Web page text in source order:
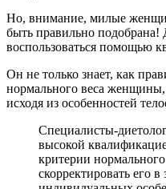
Но, внимание, милые
быть правильно подобрана!
воспользоваться помощью
Он не только знает, как
нормального веса женщины,
исходя из особенностей
Специалисты-
высокой
критерии
скорректировать его